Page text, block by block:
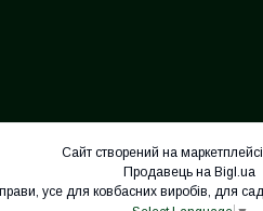
Сайт створений на маркетплейсі
Продавець на Bigl.ua